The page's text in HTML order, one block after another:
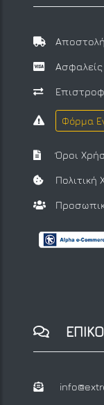
Φόρμα
Όροι
Πολιτική